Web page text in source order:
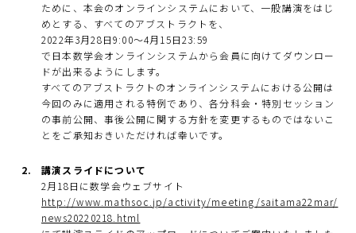
ために、本会のオンラインシステムにおいて、一般講演をはじ
めとする、すべてのアブストラクトを、
2022年3月28日9:00～4月15日23:59
で日本数学会オンラインシステムから会員に向けてダウンロー
ドが出来るようにします。
すべてのアブストラクトのオンラインシステムにおける公開は
今回のみに適用される特例であり、各分科会・特別セッション
の事前公開、事後公開に関する方針を変更するものではないこ
とをご承知おきいただければ幸いです。
講演スライドについて
2月18日に数学会ウェブサイト
http://www.mathsoc.jp/activity/meeting/saitama22mar/
news20220218.html